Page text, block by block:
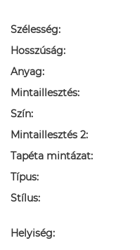
Szélesség:
Hosszúság:
Anyag:
Mintaillesztés:
Szín:
Mintaillesztés 2:
Tapéta mintázat:
Típus:
Stílus:
Helyiség: